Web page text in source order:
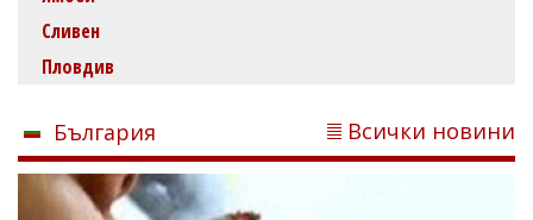
Сливен
Пловдив
България Всички новини